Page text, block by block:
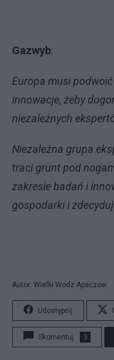
Gazwyb:
Europa musi
innowacje, żeby
niezależnych
Niezależna grupa
traci grunt pod
zakresie badań i
gospodarki i
Autor: Wielki Wodz Apaczow
Udostępnij
Skomentuj 3